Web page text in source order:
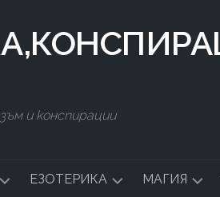
и конспирации
ЕЗОТЕРИКА МАГИЯ